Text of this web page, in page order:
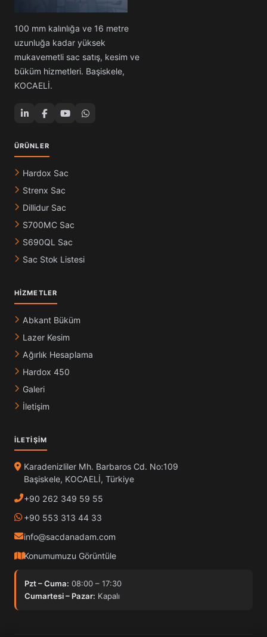
100 mm kalınlığa ve 16 metre
uzunluğa kadar yüksek
mukavemetli sac satış, kesim ve
büküm hizmetleri. Başiskele,
KOCAELİ.
ÜRÜNLER
Hardox Sac
Strenx Sac
Dillidur Sac
S700MC Sac
S690QL Sac
Sac Stok Listesi
HIZMETLER
Abkant Büküm
Lazer Kesim
Ağırlık Hesaplama
Hardox 450
Galeri
İletişim
İLETIŞIM
Karadenizliler Mh. Barbaros Cd. No:109
Başiskele, KOCAELİ, Türkiye
+90 262 349 59 55
+90 553 313 44 33
info@sacdanadam.com
Konumumuzu Görüntüle
Pzt – Cuma: 08:00 – 17:30
Cumartesi – Pazar: Kapalı